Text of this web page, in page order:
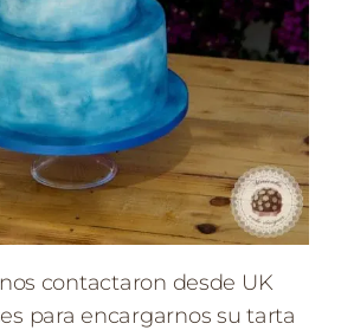
contactaron desde UK
para encargarnos su tarta